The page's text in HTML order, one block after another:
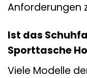
Anforderungen
Ist das
Sporttasche
Viele Modelle